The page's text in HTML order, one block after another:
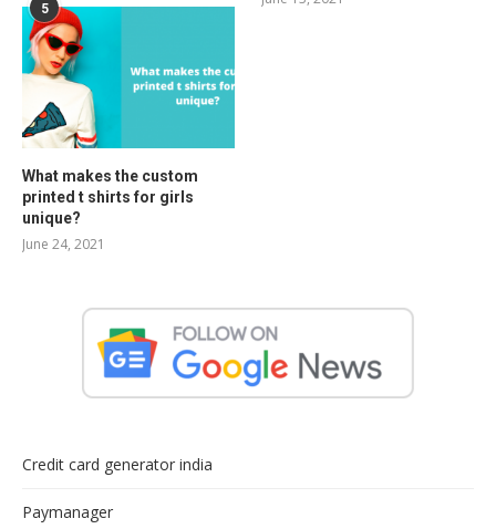
5
What makes the custom
printed t shirts for girls
unique?
June 24, 2021
Credit card generator india
Paymanager